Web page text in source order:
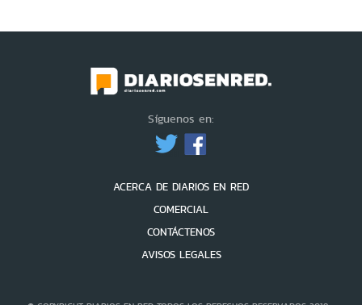
Síguenos en:
ACERCA DE DIARIOS EN RED
COMERCIAL
CONTÁCTENOS
AVISOS LEGALES